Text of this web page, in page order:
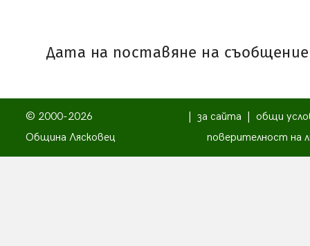
Дата на поставяне на
© 2000-2026
Община Лясковец
за сайта
общи
поверителност на